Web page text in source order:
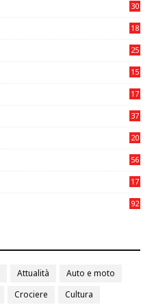
30
18
25
15
17
37
20
56
17
92
Attualità
Auto e moto
Crociere
Cultura